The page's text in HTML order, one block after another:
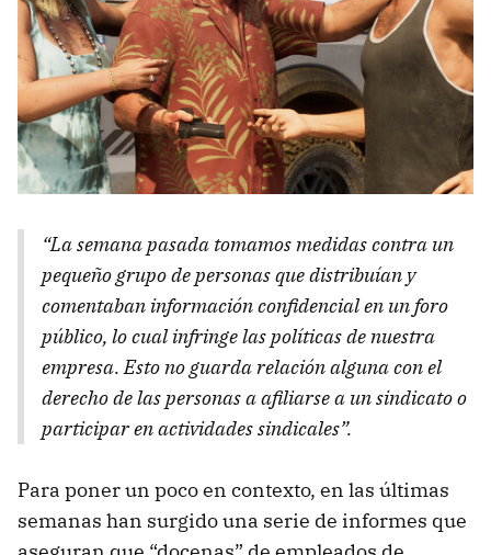
“La semana pasada tomamos medidas contra un
pequeño grupo de personas que distribuían y
comentaban información confidencial en un foro
público, lo cual infringe las políticas de nuestra
empresa. Esto no guarda relación alguna con el
derecho de las personas a afiliarse a un sindicato o
participar en actividades sindicales”.
Para poner un poco en contexto, en las últimas
semanas han surgido una serie de informes que